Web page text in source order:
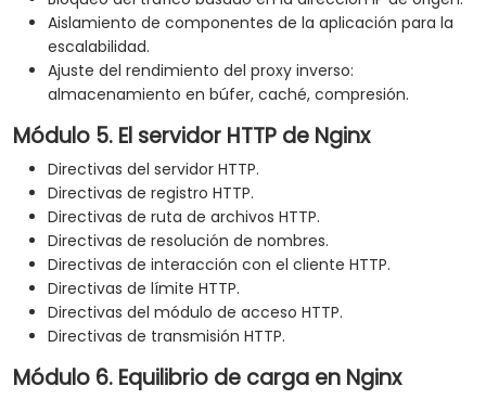
Aislamiento de componentes de la aplicación para la
escalabilidad.
Ajuste del rendimiento del proxy inverso:
almacenamiento en búfer, caché, compresión.
Módulo 5. El servidor HTTP de Nginx
Directivas del servidor HTTP.
Directivas de registro HTTP.
Directivas de ruta de archivos HTTP.
Directivas de resolución de nombres.
Directivas de interacción con el cliente HTTP.
Directivas de límite HTTP.
Directivas del módulo de acceso HTTP.
Directivas de transmisión HTTP.
Módulo 6. Equilibrio de carga en Nginx